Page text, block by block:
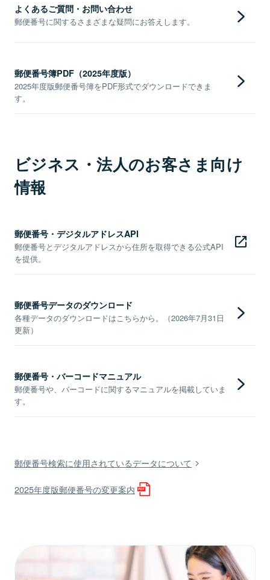
よくあるご質問・お問い合わせ
郵便番号に関するさまざまな疑問にお答えします。
郵便番号簿PDF（2025年度版）
2025年度版郵便番号簿をPDF形式でダウンロードできま
す。
ビジネス・法人のお客さま向け
情報
郵便番号・デジタルアドレスAPI
郵便番号とデジタルアドレスから住所を取得できる公式API
を提供。
郵便番号データのダウンロード
各種データのダウンロードはこちらから。（2026年7月31日
更新）
郵便番号・バーコードマニュアル
郵便番号や、バーコードに関するマニュアルを掲載していま
す。
郵便番号検索に使用されているデータについて
2025年度版郵便番号の変更案内